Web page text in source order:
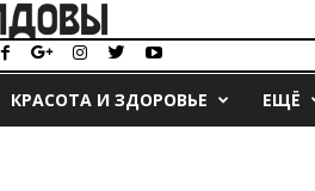
КРАСОТА И ЗДОРОВЬЕ ЕЩЁ